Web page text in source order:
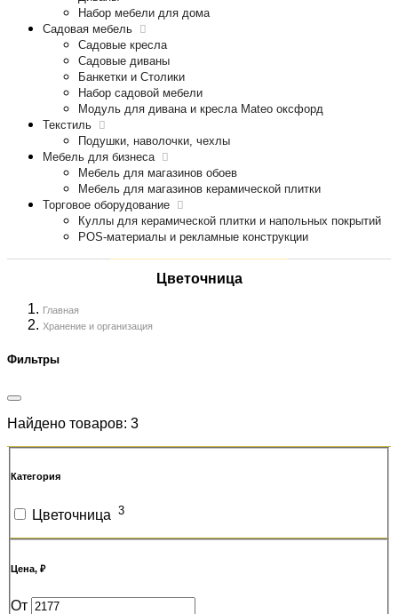
Набор мебели для дома
Садовая мебель
Садовые кресла
Садовые диваны
Банкетки и Столики
Набор садовой мебели
Модуль для дивана и кресла Mateo оксфорд
Текстиль
Подушки, наволочки, чехлы
Мебель для бизнеса
Мебель для магазинов обоев
Мебель для магазинов керамической плитки
Торговое оборудование
Куллы для керамической плитки и напольных покрытий
POS-материалы и рекламные конструкции
Цветочница
Главная
Хранение и организация
Фильтры
Найдено товаров: 3
Категория
Цветочница 3
Цена, ₽
От